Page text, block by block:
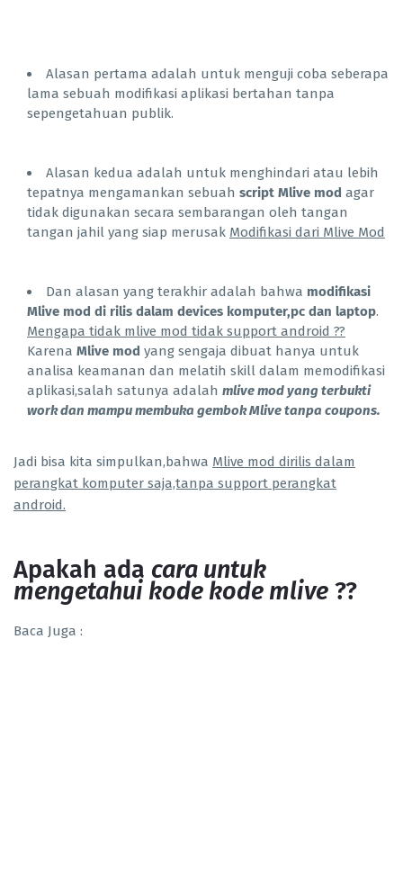
Alasan pertama adalah untuk menguji coba seberapa
lama sebuah modifikasi aplikasi bertahan tanpa
sepengetahuan publik.
Alasan kedua adalah untuk menghindari atau lebih
tepatnya mengamankan sebuah script Mlive mod agar
tidak digunakan secara sembarangan oleh tangan
tangan jahil yang siap merusak Modifikasi dari Mlive Mod
Dan alasan yang terakhir adalah bahwa modifikasi
Mlive mod di rilis dalam devices komputer,pc dan laptop.
Mengapa tidak mlive mod tidak support android ??
Karena Mlive mod yang sengaja dibuat hanya untuk
analisa keamanan dan melatih skill dalam memodifikasi
aplikasi,salah satunya adalah mlive mod yang terbukti
work dan mampu membuka gembok Mlive tanpa coupons.
Jadi bisa kita simpulkan,bahwa Mlive mod dirilis dalam
perangkat komputer saja,tanpa support perangkat
android.
Apakah ada cara untuk
mengetahui kode kode mlive ??
Baca Juga :